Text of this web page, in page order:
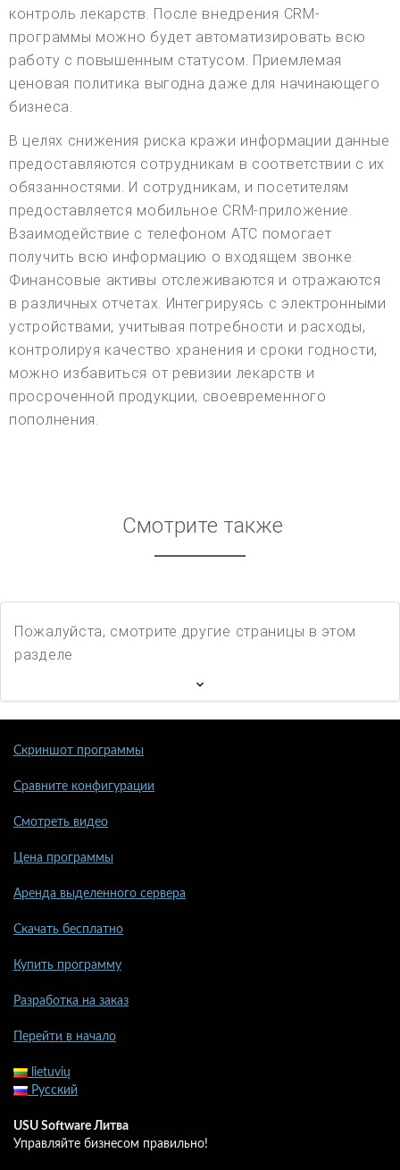
контроль лекарств. После внедрения CRM-
программы можно будет автоматизировать всю
работу с повышенным статусом. Приемлемая
ценовая политика выгодна даже для начинающего
бизнеса.
В целях снижения риска кражи информации данные
предоставляются сотрудникам в соответствии с их
обязанностями. И сотрудникам, и посетителям
предоставляется мобильное CRM-приложение.
Взаимодействие с телефоном АТС помогает
получить всю информацию о входящем звонке.
Финансовые активы отслеживаются и отражаются
в различных отчетах. Интегрируясь с электронными
устройствами, учитывая потребности и расходы,
контролируя качество хранения и сроки годности,
можно избавиться от ревизии лекарств и
просроченной продукции, своевременного
пополнения.
Смотрите также
Пожалуйста, смотрите другие страницы в этом
разделе
Скриншот программы
Сравните конфигурации
Смотреть видео
Цена программы
Аренда выделенного сервера
Скачать бесплатно
Купить программу
Разработка на заказ
Перейти в начало
lietuvių
Русский
USU Software Литва
Управляйте бизнесом правильно!